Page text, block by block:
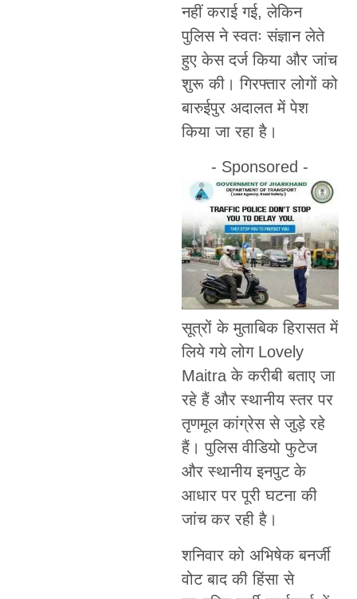
नहीं कराई गई, लेकिन
पुलिस ने स्वतः संज्ञान लेते
हुए केस दर्ज किया और जांच
शुरू की। गिरफ्तार लोगों को
बारुईपुर अदालत में पेश
किया जा रहा है।
- Sponsored -
सूत्रों के मुताबिक हिरासत में
लिये गये लोग Lovely
Maitra के करीबी बताए जा
रहे हैं और स्थानीय स्तर पर
तृणमूल कांग्रेस से जुड़े रहे
हैं। पुलिस वीडियो फुटेज
और स्थानीय इनपुट के
आधार पर पूरी घटना की
जांच कर रही है।
शनिवार को अभिषेक बनर्जी
वोट बाद की हिंसा से